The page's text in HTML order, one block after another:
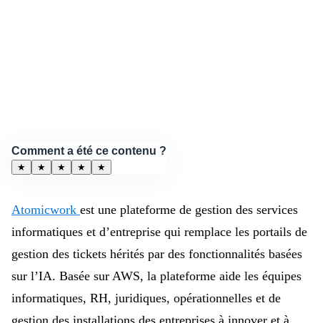
Comment a été ce contenu ?
★ ★ ★ ★ ★
Atomicwork est une plateforme de gestion des services
informatiques et d’entreprise qui remplace les portails de
gestion des tickets hérités par des fonctionnalités basées
sur l’IA. Basée sur AWS, la plateforme aide les équipes
informatiques, RH, juridiques, opérationnelles et de
gestion des installations des entreprises à innover et à